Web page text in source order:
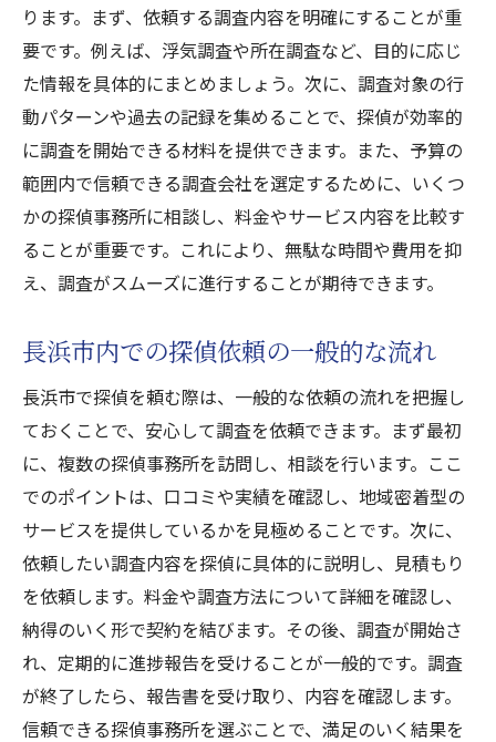
長浜市内の信頼できる調査会社の特徴
地域密着型の調査会社を選ぶためのチェッ
クポイント
長浜市の探偵料金体系を知って無駄な出費を防
ごう
探偵料金の見積もりを確認する方法
料金体系の透明性を確保するには
コストパフォーマンスを重視した探偵選び
料金交渉の際の注意点とコツ
無駄のない料金プランを選ぶためのポイン
ト
口コミで選ぶ信頼できる長浜市の探偵事務所
口コミ情報の正しい読み解き方
信頼性の高い口コミの見極め方
実際の利用者の声を参考にする重要性
長浜市内で評判の高い探偵事務所とは
口コミを活用した最適な探偵選び
ネット上の口コミと現地の評判を比較する
ります。まず、依頼する調査内容を明確にすることが重
要です。例えば、浮気調査や所在調査など、目的に応じ
た情報を具体的にまとめましょう。次に、調査対象の行
動パターンや過去の記録を集めることで、探偵が効率的
に調査を開始できる材料を提供できます。また、予算の
範囲内で信頼できる調査会社を選定するために、いくつ
かの探偵事務所に相談し、料金やサービス内容を比較す
ることが重要です。これにより、無駄な時間や費用を抑
え、調査がスムーズに進行することが期待できます。
長浜市内での探偵依頼の一般的な流れ
長浜市で探偵を頼む際は、一般的な依頼の流れを把握し
ておくことで、安心して調査を依頼できます。まず最初
に、複数の探偵事務所を訪問し、相談を行います。ここ
でのポイントは、口コミや実績を確認し、地域密着型の
サービスを提供しているかを見極めることです。次に、
依頼したい調査内容を探偵に具体的に説明し、見積もり
を依頼します。料金や調査方法について詳細を確認し、
納得のいく形で契約を結びます。その後、調査が開始さ
れ、定期的に進捗報告を受けることが一般的です。調査
が終了したら、報告書を受け取り、内容を確認します。
信頼できる探偵事務所を選ぶことで、満足のいく結果を